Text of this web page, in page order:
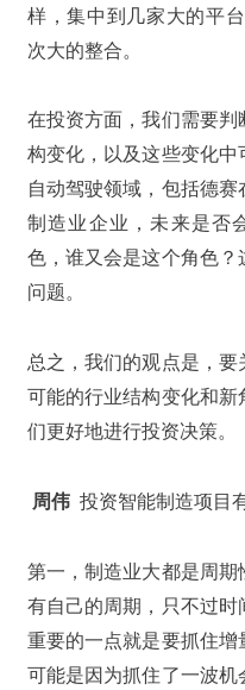
样，集中到几家大的平
次大的整合。
在投资方面，我们需要
构变化，以及这些变化
自动驾驶领域，包括德
制造业企业，未来是否
色，谁又会是这个角色
问题。
总之，我们的观点是，
可能的行业结构变化和
们更好地进行投资决策。
周伟 投资智能制造项目
第一，制造业大都是周
有自己的周期，只不过
重要的一点就是要抓住
可能是因为抓住了一波